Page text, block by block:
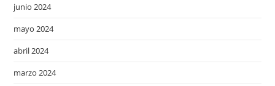
junio 2024
mayo 2024
abril 2024
marzo 2024